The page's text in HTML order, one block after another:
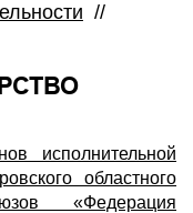
//
исполнительной
областного
«Федерация